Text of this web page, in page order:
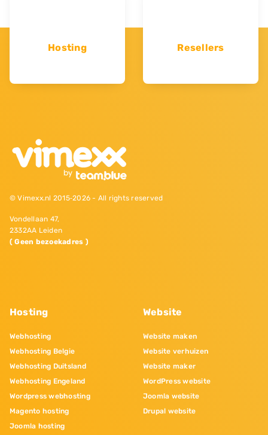
Hosting Resellers
© Vimexx.nl 2015‐2026 - All rights reserved
Vondellaan 47,
2332AA Leiden
( Geen bezoekadres )
Hosting
Webhosting
Webhosting Belgie
Webhosting Duitsland
Webhosting Engeland
Wordpress webhosting
Magento hosting
Joomla hosting
Website
Website maken
Website verhuizen
Website maker
WordPress website
Joomla website
Drupal website